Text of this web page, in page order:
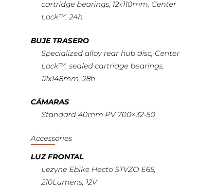
cartridge bearings, 12x110mm, Center
Lock™, 24h
BUJE TRASERO
Specialized alloy rear hub disc, Center
Lock™, sealed cartridge bearings,
12x148mm, 28h
CÁMARAS
Standard 40mm PV 700×32-50
Accessories
LUZ FRONTAL
Lezyne Ebike Hecto STVZO E65,
210Lumens, 12V